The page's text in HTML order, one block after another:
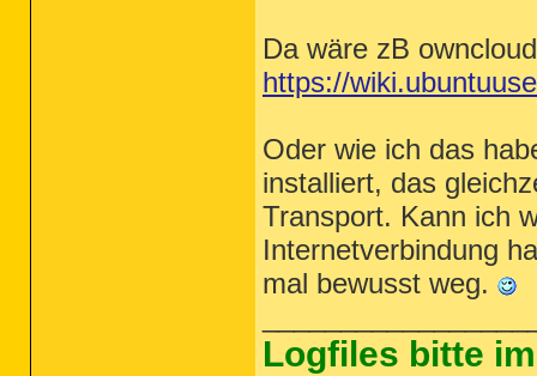
Da wäre zB
https://
Oder wie ich das
installiert, das
Transport. Kann ich
Internetverbindung
mal bewusst weg.
Logfiles bitte